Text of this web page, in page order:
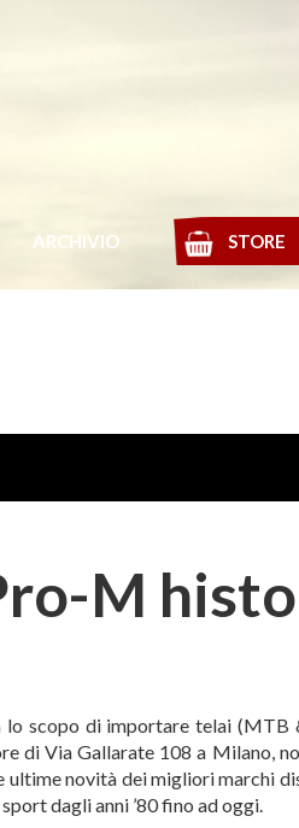
ARCHIVIO STORE
M
scopo di importare telai
di Via Gallarate 108 a Milano,
ultime novità dei migliori marchi
dagli anni ’80 fino ad oggi.